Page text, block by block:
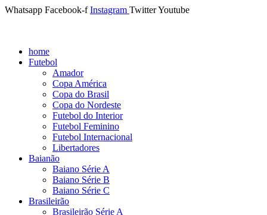
Whatsapp Facebook-f Instagram TwitterYoutube
home
Futebol
Amador
Copa América
Copa do Brasil
Copa do Nordeste
Futebol do Interior
Futebol Feminino
Futebol Internacional
Libertadores
Baianão
Baiano Série A
Baiano Série B
Baiano Série C
Brasileirão
Brasileirão Série A